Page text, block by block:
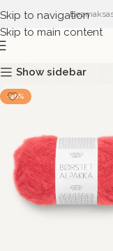
Skip to navigation
Skip to main content
Show sidebar
-46%